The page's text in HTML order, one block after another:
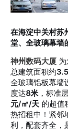
在海淀中关村苏
堂、全玻璃幕墙
神州数码大厦
总建筑面积约
全玻璃铝板幕墙
度达8米 ，标准
元/㎡/天 的超值
热招租中！紧邻
利，配套齐全，